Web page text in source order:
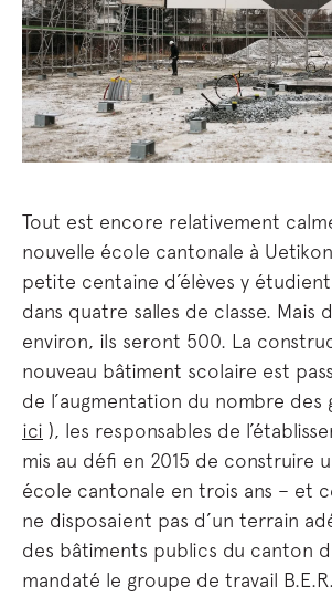
Tout est encore relativement
nouvelle école cantonale à
petite centaine d’élèves y
dans quatre salles de classe. Mais
environ, ils seront 500. La
nouveau bâtiment scolaire est
de l’augmentation du nombre des
ici ), les responsables de
mis au défi en 2015 de construire
école cantonale en trois ans – et
ne disposaient pas d’un terrain
des bâtiments publics du canton
mandaté le groupe de travail